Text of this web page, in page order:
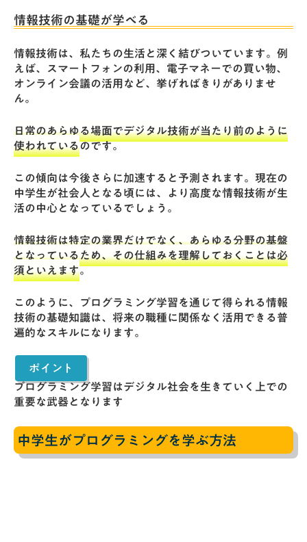
情報技術の基礎が学べる
情報技術は、私たちの生活と深く結びついています。例
えば、スマートフォンの利用、電子マネーでの買い物、
オンライン会議の活用など、挙げればきりがありませ
ん。
日常のあらゆる場面でデジタル技術が当たり前のように
使われているのです。
この傾向は今後さらに加速すると予測されます。現在の
中学生が社会人となる頃には、より高度な情報技術が生
活の中心となっているでしょう。
情報技術は特定の業界だけでなく、あらゆる分野の基盤
となっているため、その仕組みを理解しておくことは必
須といえます。
このように、プログラミング学習を通じて得られる情報
技術の基礎知識は、将来の職種に関係なく活用できる普
遍的なスキルになります。
ポイント
プログラミング学習はデジタル社会を生きていく上での
重要な武器となります
中学生がプログラミングを学ぶ方法